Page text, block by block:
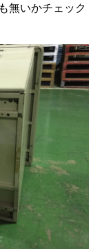
無いかチェック